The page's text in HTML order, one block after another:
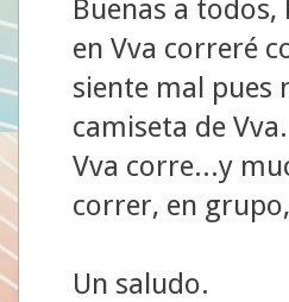
Buenas a
en Vva correré
siente mal pues
camiseta de Vva.
Vva corre...y
correr, en
Un saludo.